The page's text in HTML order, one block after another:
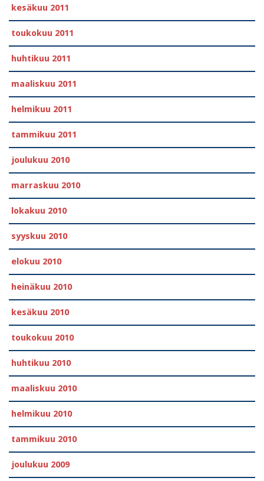
kesäkuu 2011
toukokuu 2011
huhtikuu 2011
maaliskuu 2011
helmikuu 2011
tammikuu 2011
joulukuu 2010
marraskuu 2010
lokakuu 2010
syyskuu 2010
elokuu 2010
heinäkuu 2010
kesäkuu 2010
toukokuu 2010
huhtikuu 2010
maaliskuu 2010
helmikuu 2010
tammikuu 2010
joulukuu 2009